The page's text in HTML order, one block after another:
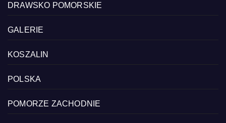
DRAWSKO POMORSKIE
GALERIE
KOSZALIN
POLSKA
POMORZE ZACHODNIE